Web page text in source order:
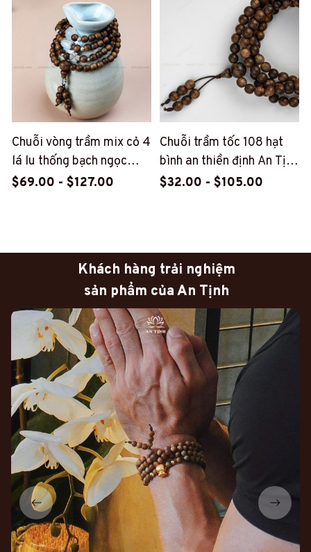
Chuỗi vòng trầm mix cỏ 4
lá lu thống bạch ngọc
(PT119)
$69.00 - $127.00
Chuỗi trầm tốc 108 hạt
bình an thiền định An Tịnh
(PT71)
$32.00 - $105.00
Khách hàng trải nghiệm
sản phẩm của An Tịnh